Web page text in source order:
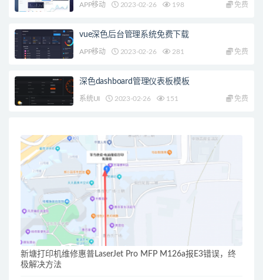
APP移动 2023-02-26 198 免费
vue深色后台管理系统免费下载
APP移动 2023-02-26 281 免费
深色dashboard管理仪表板模板
系统UI 2023-02-26 151 免费
新塘打印机维修惠普LaserJet Pro MFP M126a报E3错误，终
极解决方法